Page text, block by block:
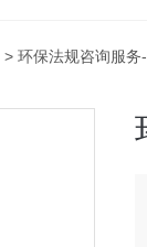
> 环保法规咨询服务